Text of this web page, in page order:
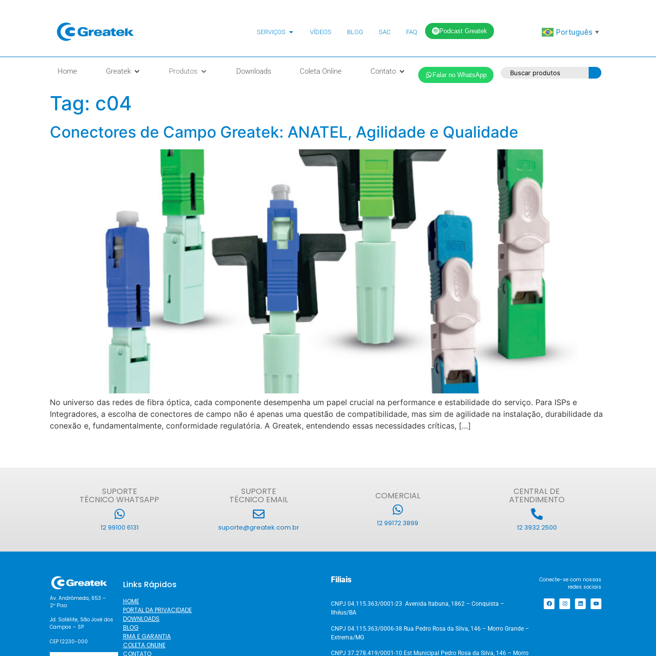
SERVIÇOS VÍDEOS BLOG SAC FAQ Podcast Greatek Português ▼
Home Greatek Produtos Downloads Coleta Online Contato Falar no WhatsApp
Tag: c04
Conectores de Campo Greatek: ANATEL, Agilidade e Qualidade
No universo das redes de fibra óptica, cada componente desempenha um papel crucial na performance e estabilidade do serviço. Para ISPs e
Integradores, a escolha de conectores de campo não é apenas uma questão de compatibilidade, mas sim de agilidade na instalação, durabilidade da
conexão e, fundamentalmente, conformidade regulatória. A Greatek, entendendo essas necessidades críticas, […]
SUPORTE
TÉCNICO WHATSAPP
12 99100 6131
SUPORTE
TÉCNICO EMAIL
suporte@greatek.com.br
COMERCIAL
12 99172 3899
CENTRAL DE
ATENDIMENTO
12 3932 2500
Av. Andrômeda, 653 –
2º Piso
Jd. Satélite, São José dos
Campos – SP
CEP 12230-000
Links Rápidos
HOME
PORTAL DA PRIVACIDADE
DOWNLOADS
BLOG
RMA E GARANTIA
COLETA ONLINE
CONTATO
Filiais
CNPJ 04.115.363/0001-23 Avenida Itabuna, 1862 – Conquista –
Ilhéus/BA
CNPJ 04.115.363/0006-38 Rua Pedro Rosa da Silva, 146 – Morro Grande –
Extrema/MG
CNPJ 37.278.419/0001-10 Est Municipal Pedro Rosa da Silva, 146 – Morro
Conecte-se com nossas
redes sociais